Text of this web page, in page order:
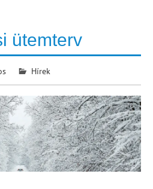
ütemterv
Hírek